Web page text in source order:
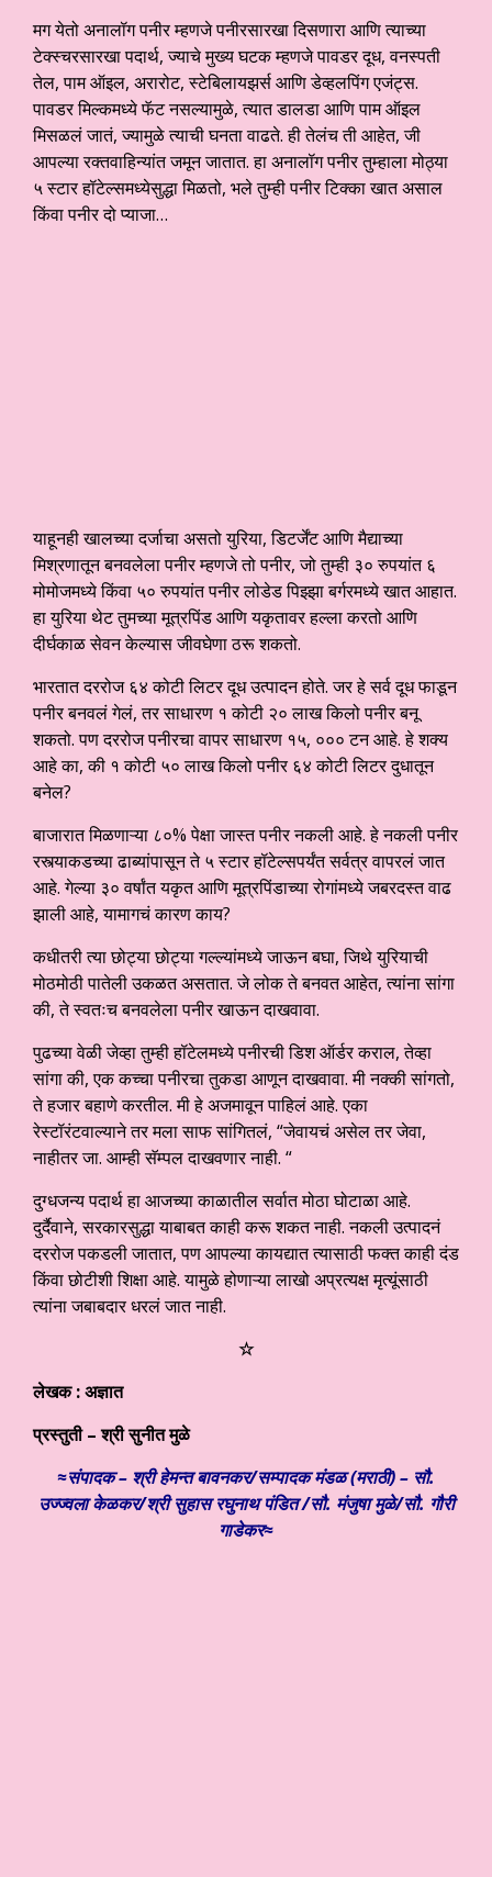
मग येतो अनालॉग पनीर म्हणजे पनीरसारखा दिसणारा आणि त्याच्या
टेक्स्चरसारखा पदार्थ, ज्याचे मुख्य घटक म्हणजे पावडर दूध, वनस्पती
तेल, पाम ऑइल, अरारोट, स्टेबिलायझर्स आणि डेव्हलपिंग एजंट्स.
पावडर मिल्कमध्ये फॅट नसल्यामुळे, त्यात डालडा आणि पाम ऑइल
मिसळलं जातं, ज्यामुळे त्याची घनता वाढते. ही तेलंच ती आहेत, जी
आपल्या रक्तवाहिन्यांत जमून जातात. हा अनालॉग पनीर तुम्हाला मोठ्या
५ स्टार हॉटेल्समध्येसुद्धा मिळतो, भले तुम्ही पनीर टिक्का खात असाल
किंवा पनीर दो प्याजा…
याहूनही खालच्या दर्जाचा असतो युरिया, डिटर्जेंट आणि मैद्याच्या
मिश्रणातून बनवलेला पनीर म्हणजे तो पनीर, जो तुम्ही ३० रुपयांत ६
मोमोजमध्ये किंवा ५० रुपयांत पनीर लोडेड पिझ्झा बर्गरमध्ये खात आहात.
हा युरिया थेट तुमच्या मूत्रपिंड आणि यकृतावर हल्ला करतो आणि
दीर्घकाळ सेवन केल्यास जीवघेणा ठरू शकतो.
भारतात दररोज ६४ कोटी लिटर दूध उत्पादन होते. जर हे सर्व दूध फाडून
पनीर बनवलं गेलं, तर साधारण १ कोटी २० लाख किलो पनीर बनू
शकतो. पण दररोज पनीरचा वापर साधारण १५, ००० टन आहे. हे शक्य
आहे का, की १ कोटी ५० लाख किलो पनीर ६४ कोटी लिटर दुधातून
बनेल?
बाजारात मिळणाऱ्या ८०% पेक्षा जास्त पनीर नकली आहे. हे नकली पनीर
रस्त्याकडच्या ढाब्यांपासून ते ५ स्टार हॉटेल्सपर्यंत सर्वत्र वापरलं जात
आहे. गेल्या ३० वर्षांत यकृत आणि मूत्रपिंडाच्या रोगांमध्ये जबरदस्त वाढ
झाली आहे, यामागचं कारण काय?
कधीतरी त्या छोट्या छोट्या गल्ल्यांमध्ये जाऊन बघा, जिथे युरियाची
मोठमोठी पातेली उकळत असतात. जे लोक ते बनवत आहेत, त्यांना सांगा
की, ते स्वतःच बनवलेला पनीर खाऊन दाखवावा.
पुढच्या वेळी जेव्हा तुम्ही हॉटेलमध्ये पनीरची डिश ऑर्डर कराल, तेव्हा
सांगा की, एक कच्चा पनीरचा तुकडा आणून दाखवावा. मी नक्की सांगतो,
ते हजार बहाणे करतील. मी हे अजमावून पाहिलं आहे. एका
रेस्टॉरंटवाल्याने तर मला साफ सांगितलं, “जेवायचं असेल तर जेवा,
नाहीतर जा. आम्ही सॅम्पल दाखवणार नाही. “
दुग्धजन्य पदार्थ हा आजच्या काळातील सर्वात मोठा घोटाळा आहे.
दुर्दैवाने, सरकारसुद्धा याबाबत काही करू शकत नाही. नकली उत्पादनं
दररोज पकडली जातात, पण आपल्या कायद्यात त्यासाठी फक्त काही दंड
किंवा छोटीशी शिक्षा आहे. यामुळे होणाऱ्या लाखो अप्रत्यक्ष मृत्यूंसाठी
त्यांना जबाबदार धरलं जात नाही.
☆
लेखक : अज्ञात
प्रस्तुती – श्री सुनीत मुळे
≈संपादक – श्री हेमन्त बावनकर/सम्पादक मंडळ (मराठी) – सौ.
उज्ज्वला केळकर/श्री सुहास रघुनाथ पंडित /सौ. मंजुषा मुळे/सौ. गौरी
गाडेकर≈